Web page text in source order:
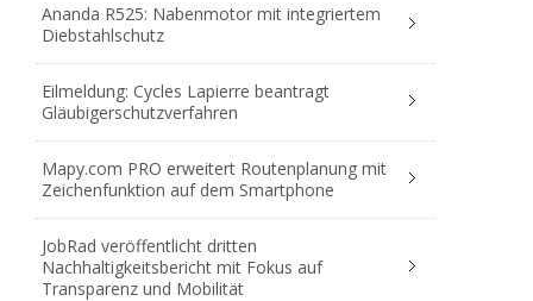
Ananda R525: Nabenmotor mit integriertem
Diebstahlschutz
Eilmeldung: Cycles Lapierre beantragt
Gläubigerschutzverfahren
Mapy.com PRO erweitert Routenplanung mit
Zeichenfunktion auf dem Smartphone
JobRad veröffentlicht dritten
Nachhaltigkeitsbericht mit Fokus auf
Transparenz und Mobilität